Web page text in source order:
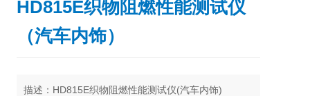
HD815E织物阻燃性能测试仪
（汽车内饰）
描述：HD815E织物阻燃性能测试仪(汽车内饰)